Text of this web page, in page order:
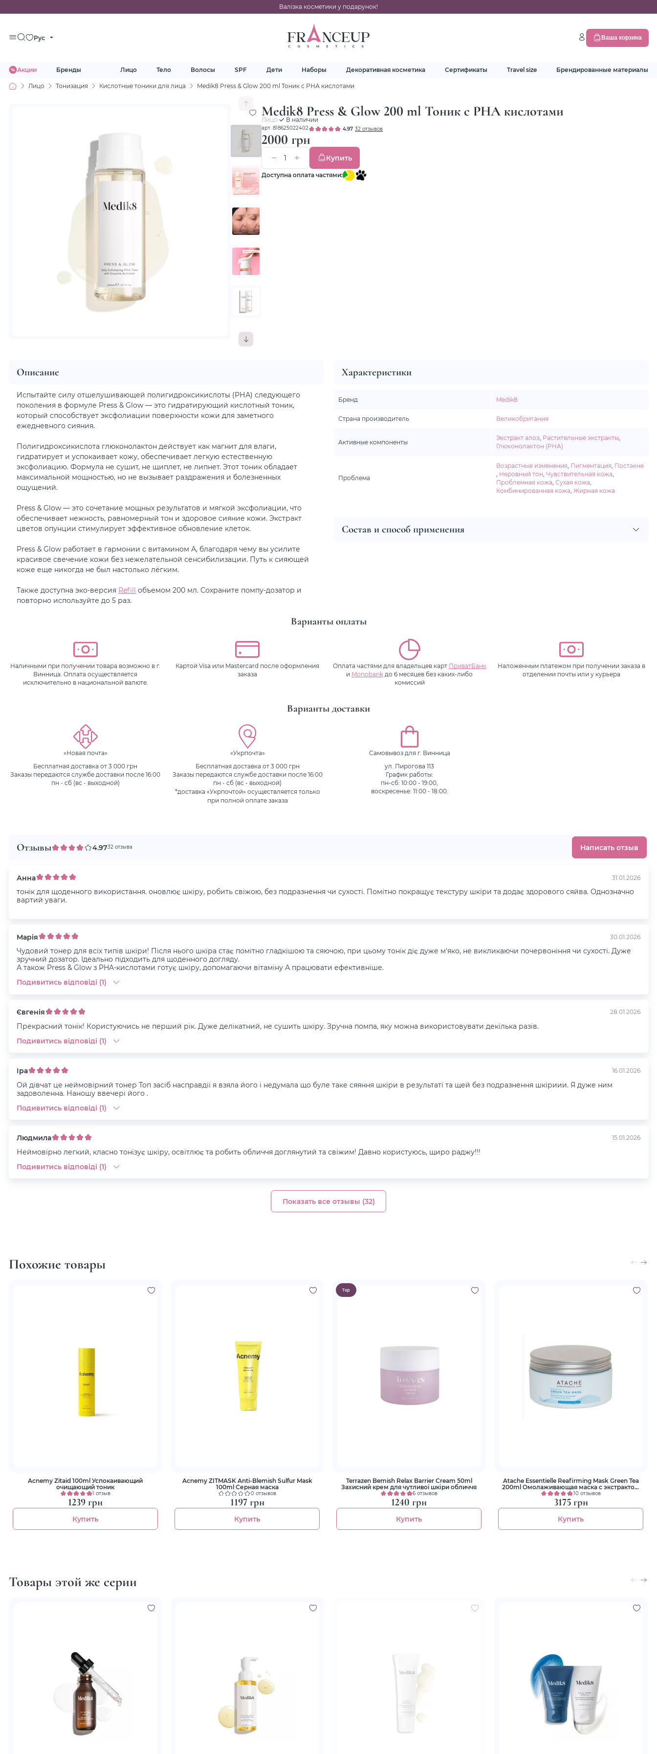
Валізка косметики у подарунок!
Рус Ваша корзина
Акции Бренды Лицо Тело Волосы SPF Дети Наборы Декоративная косметика Сертификаты Travel size Брендированные материалы
Лицо Тонизация Кислотные тоники для лица Medik8 Press & Glow 200 ml Тоник с РНА кислотами
Medik8 Press & Glow 200 ml Тоник с РНА кислотами
Лицо В наличии
арт. 818625022402 4.97 32 отзывов
2000 грн
Купить
Доступна оплата частями:
Описание
Испытайте силу отшелушивающей полигидроксикислоты (РНА) следующего
поколения в формуле Press & Glow — это гидратирующий кислотный тоник,
который способствует эксфолиации поверхности кожи для заметного
ежедневного сияния.
Полигидроксикислота глюконолактон действует как магнит для влаги,
гидратирует и успокаивает кожу, обеспечивает легкую естественную
эксфолиацию. Формула не сушит, не щиплет, не липнет. Этот тоник обладает
максимальной мощностью, но не вызывает раздражения и болезненных
ощущений.
Press & Glow — это сочетание мощных результатов и мягкой эксфолиации, что
обеспечивает нежность, равномерный тон и здоровое сияние кожи. Экстракт
цветов опунции стимулирует эффективное обновление клеток.
Press & Glow работает в гармонии с витамином А, благодаря чему вы усилите
красивое свечение кожи без нежелательной сенсибилизации. Путь к сияющей
коже еще никогда не был настолько лёгким.
Также доступна эко-версия Refill объемом 200 мл. Сохраните помпу-дозатор и
повторно используйте до 5 раз.
Состав и способ применения
Характеристики
Бренд Medik8
Страна производитель Великобритания
Активные компоненты
Экстракт алоэ, Растительные экстракты,
Глюконолактон (PHA)
Проблема
Возрастные изменения Пигментация Постакне
Неровный тон Чувствительная кожа
Проблемная кожа Сухая кожа
Комбинированная кожа Жирная кожа
Варианты оплаты
Наличными при получении товара возможно в г.
Винница. Оплата осуществляется
исключительно в национальной валюте.
Картой Visa или Mastercard после оформления
заказа
Оплата частями для владельцев карт ПриватБанк
и Monobank до 6 месяцев без каких-либо
комиссий
Наложенным платежом при получении заказа в
отделении почты или у курьера
Варианты доставки
«Новая почта»
Бесплатная доставка от 3 000 грн
Заказы передаются службе доставки после 16:00
пн - сб (вс - выходной)
«Укрпочта»
Бесплатная доставка от 3 000 грн
Заказы передаются службе доставки после 16:00
пн - сб (вс - выходной)
*доставка «Укрпочтой» осуществляется только
при полной оплате заказа
Самовывоз для г. Винница
ул. Пирогова 113
График работы:
пн-сб: 10:00 - 19:00,
воскресенье: 11:00 - 18:00.
Отзывы 4.9732 отзыва Написать отзыв
Анна 31.01.2026
тонік для щоденного використання. оновлює шкіру, робить свіжою, без подразнення чи сухості. Помітно покращує текстуру шкіри та додає здорового сяйва. Однозначно
вартий уваги.
Марія 30.01.2026
Чудовий тонер для всіх типів шкіри! Після нього шкіра стає помітно гладкішою та сяючою, при цьому тонік діє дуже м'яко, не викликаючи почервоніння чи сухості. Дуже
зручний дозатор. Ідеально підходить для щоденного догляду.
А також Press & Glow з PHA-кислотами готує шкіру, допомагаючи вітаміну А працювати ефективніше.
Подивитись відповіді (1)
Євгенія 28.01.2026
Прекрасний тонік! Користуючись не перший рік. Дуже делікатний, не сушить шкіру. Зручна помпа, яку можна використовувати декілька разів.
Подивитись відповіді (1)
Іра 16.01.2026
Ой дівчат це неймовірний тонер Топ засіб насправдіі я взяла його і недумала що буле таке сяяння шкіри в результаті та щей без подразнення шкіриии. Я дуже ним
задоволенна. Наношу ввечері його .
Подивитись відповіді (1)
Людмила 15.01.2026
Неймовірно легкий, класно тонізує шкіру, освітлює та робить обличчя доглянутий та свіжим! Давно користуюсь, щиро раджу!!!
Подивитись відповіді (1)
Показать все отзывы (32)
Похожие товары
Acnemy Zitaid 100ml Успокаивающий
очищающий тоник
1 отзыв
1239 грн
Купить
Acnemy ZITMASK Anti-Blemish Sulfur Mask
100ml Серная маска
0 отзывов
1197 грн
Купить
Top
Terrazen Bemish Relax Barrier Cream 50ml
Захисний крем для чутливої шкіри обличчя
6 отзывов
1240 грн
Купить
Atache Essentielle Reafirming Mask Green Tea
200ml Омолаживающая маска с экстрактом
зеленого чая
10 отзывов
3175 грн
Купить
Товары этой же серии